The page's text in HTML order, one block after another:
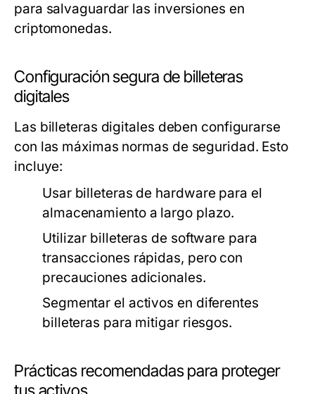
para salvaguardar las inversiones en
criptomonedas.
Configuración segura de billeteras
digitales
Las billeteras digitales deben configurarse
con las máximas normas de seguridad. Esto
incluye:
Usar billeteras de hardware para el
almacenamiento a largo plazo.
Utilizar billeteras de software para
transacciones rápidas, pero con
precauciones adicionales.
Segmentar el activos en diferentes
billeteras para mitigar riesgos.
Prácticas recomendadas para proteger